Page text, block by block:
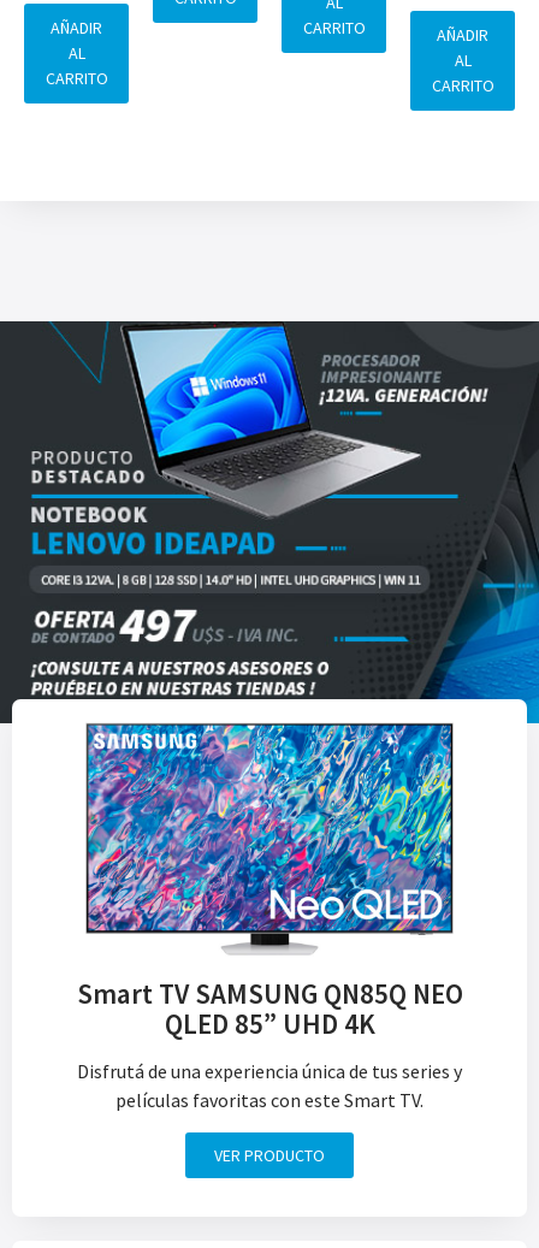
AÑADIR
AL
CARRITO
CARRITO
AÑADIR
AL
CARRITO
Smart TV SAMSUNG QN85Q NEO
QLED 85” UHD 4K
Disfrutá de una experiencia única de tus series y
películas favoritas con este Smart TV.
VER PRODUCTO